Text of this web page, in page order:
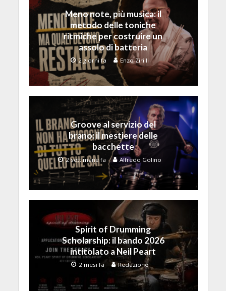
Meno note, più musica: il
metodo delle toniche
ritmiche per costruire un
assolo di batteria
2 giorni fa Enzo Zirilli
Groove al servizio del
brano: il mestiere delle
bacchette
2 settimane fa Alfredo Golino
Spirit of Drumming
Scholarship: il bando 2026
intitolato a Neil Peart
2 mesi fa Redazione